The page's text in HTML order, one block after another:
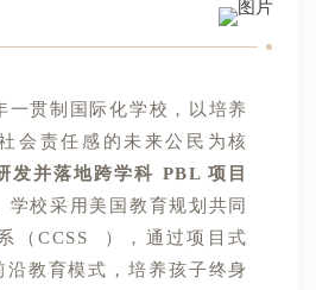
一贯制国际化学校，以培养
会责任感的未来公民为核
发并落地跨学科 PBL 项目
学校采用美国教育规划共同
（CCSS
），通过项目式
教育模式，培养孩子终身